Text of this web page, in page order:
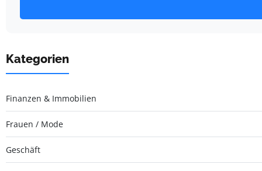
Kategorien
Finanzen & Immobilien
Frauen / Mode
Geschäft